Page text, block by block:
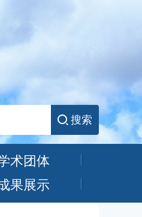
搜索
术团体
果展示